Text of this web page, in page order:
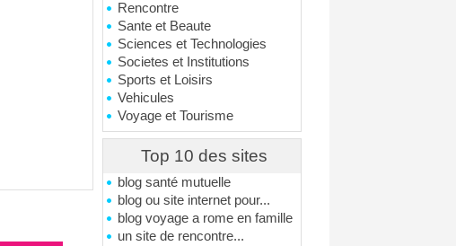
Rencontre
Sante et Beaute
Sciences et Technologies
Societes et Institutions
Sports et Loisirs
Vehicules
Voyage et Tourisme
Top 10 des sites
blog santé mutuelle
blog ou site internet pour...
blog voyage a rome en famille
un site de rencontre...